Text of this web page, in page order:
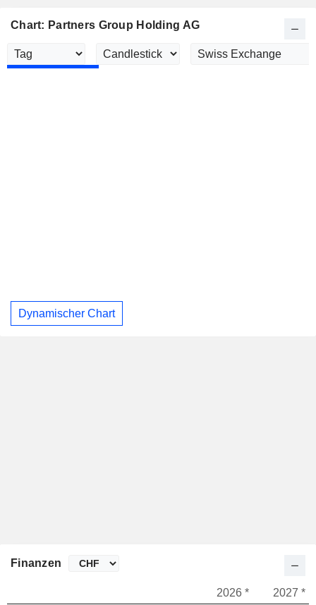
Chart: Partners Group Holding AG
Dynamischer Chart
Finanzen
2026 *
2027 *